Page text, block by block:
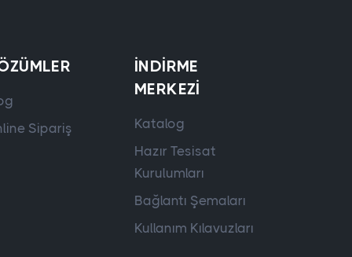
Sipariş
İNDIRME
MERKEZI
Katalog
Hazır Tesisat
Kurulumları
Bağlantı Şemaları
Kullanım Kılavuzları